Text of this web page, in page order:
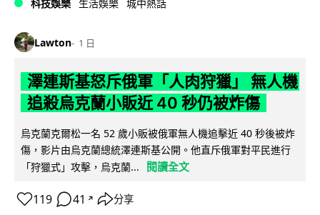
科技娛樂 生活娛樂 城中熱話
Lawton 1 日
澤連斯基怒斥俄軍「人肉狩獵」 無人機
追殺烏克蘭小販近 40 秒仍被炸傷
烏克蘭克爾松一名 52 歲小販被俄軍無人機追擊近 40 秒後被炸
傷，影片由烏克蘭總統澤連斯基公開。他直斥俄軍對平民進行
「狩獵式」攻擊，烏克蘭...
閱讀全文
119 41 ↗ 分享